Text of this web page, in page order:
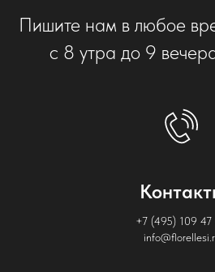
Пишите нам в любое
с 8 утра до 9
+7 (495) 109 47